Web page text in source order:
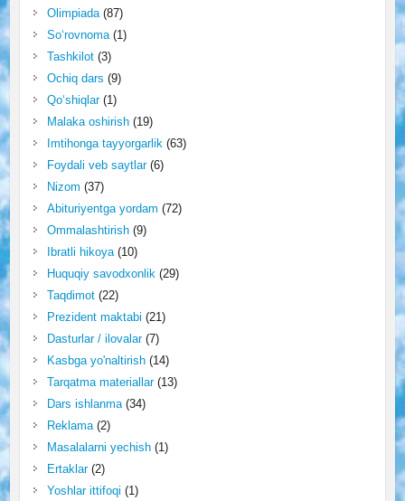
Olimpiada(87)
So‘rovnoma(1)
Tashkilot(3)
Ochiq dars (9)
Qo‘shiqlar(1)
Malaka oshirish(19)
Imtihonga tayyorgarlik(63)
Foydali veb saytlar(6)
Nizom (37)
Abituriyentga yordam (72)
Ommalashtirish(9)
Ibratli hikoya(10)
Huquqiy savodxonlik(29)
Taqdimot(22)
Prezident maktabi (21)
Dasturlar / ilovalar(7)
Kasbga yo'naltirish(14)
Tarqatma materiallar(13)
Dars ishlanma(34)
Reklama(2)
Masalalarni yechish(1)
Ertaklar(2)
Yoshlar ittifoqi (1)